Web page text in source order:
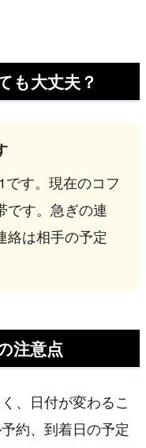
も大丈夫？
す。現在のコフ
です。急ぎの連
絡は相手の予定
注意点
、日付が変わるこ
約、到着日の予定